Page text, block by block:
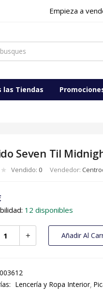
Real y ToledoEmpieza a
las Tiendas
Seven Til
Vendido: 0 Vendedor:
12 disponibles
Añadir Al
Lencería y Ropa Interior